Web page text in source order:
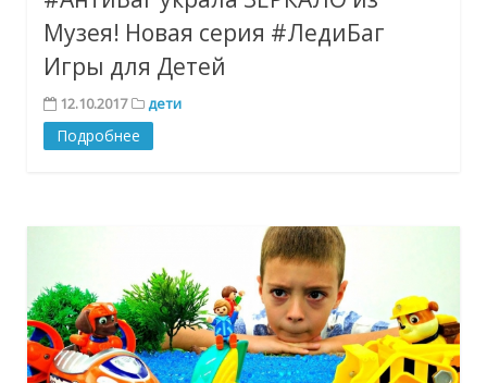
Музея! Новая серия #ЛедиБаг
Игры для Детей
12.10.2017 дети
Подробнее